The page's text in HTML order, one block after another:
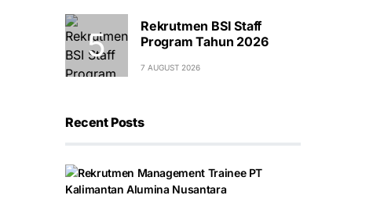
Rekrutmen BSI Staff
Program Tahun 2026
7 AUGUST 2026
Recent Posts